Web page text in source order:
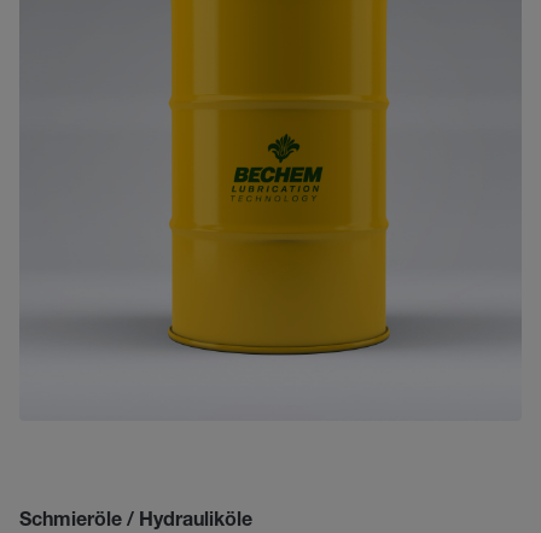
Schmieröle / Hydrauliköle